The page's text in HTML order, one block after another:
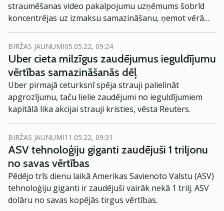
straumēšanas video pakalpojumu uzņēmums šobrīd
koncentrējas uz izmaksu samazināšanu, ņemot vērā
lēnāku izaugsmi un pieaugošo konkurenci, vēsta
Barron’s.
BIRŽAS JAUNUMI05.05.22, 09:24
Uber cieta milzīgus zaudējumus ieguldījumu
vērtības samazināšanās dēļ
Uber pirmajā ceturksnī spēja strauji palielināt
apgrozījumu, taču lielie zaudējumi no ieguldījumiem
kapitālā lika akcijai strauji kristies, vēsta Reuters.
BIRŽAS JAUNUMI11.05.22, 09:31
ASV tehnoloģiju giganti zaudējuši 1 triljonu
no savas vērtības
Pēdējo trīs dienu laikā Amerikas Savienoto Valstu (ASV)
tehnoloģiju giganti ir zaudējuši vairāk nekā 1 trilj. ASV
dolāru no savas kopējās tirgus vērtības.